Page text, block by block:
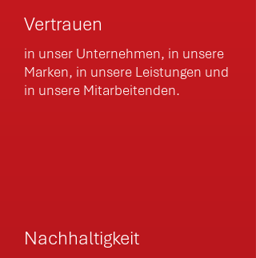
Vertrauen
in unser Unternehmen, in unsere
Marken, in unsere Leistungen und
in unsere Mitarbeitenden.
Nachhaltigkeit